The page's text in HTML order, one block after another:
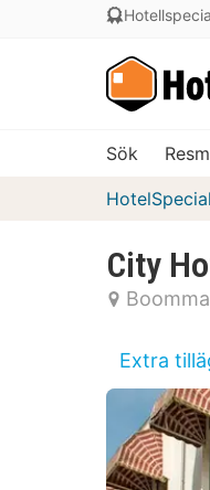
Sök
City
Extra